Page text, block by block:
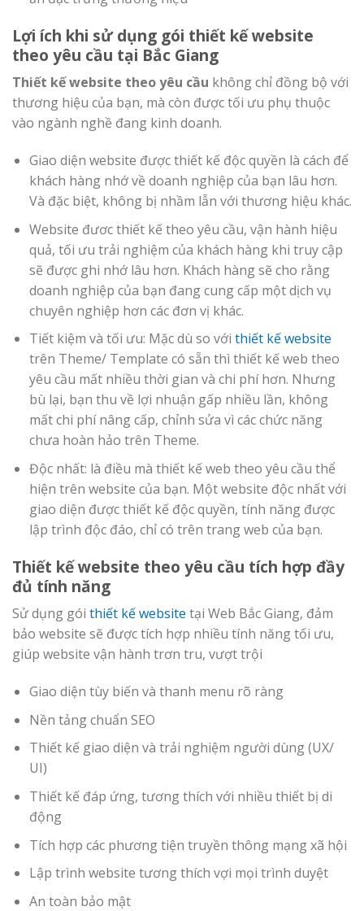
Lợi ích khi sử dụng gói thiết kế website
theo yêu cầu tại Bắc Giang
Thiết kế website theo yêu cầu không chỉ đồng bộ với
thương hiệu của bạn, mà còn được tối ưu phụ thuộc
vào ngành nghề đang kinh doanh.
Giao diện website được thiết kế độc quyền là cách để
khách hàng nhớ về doanh nghiệp của bạn lâu hơn.
Và đặc biệt, không bị nhầm lẫn với thương hiệu khác.
Website đươc thiết kế theo yêu cầu, vận hành hiệu
quả, tối ưu trải nghiệm của khách hàng khi truy cập
sẽ được ghi nhớ lâu hơn. Khách hàng sẽ cho rằng
doanh nghiệp của bạn đang cung cấp một dịch vụ
chuyên nghiệp hơn các đơn vị khác.
Tiết kiệm và tối ưu: Mặc dù so với thiết kế website
trên Theme/ Template có sẵn thì thiết kế web theo
yêu cầu mất nhiều thời gian và chi phí hơn. Nhưng
bù lại, bạn thu về lợi nhuận gấp nhiều lần, không
mất chi phí nâng cấp, chỉnh sửa vì các chức năng
chưa hoàn hảo trên Theme.
Độc nhất: là điều mà thiết kế web theo yêu cầu thể
hiện trên website của bạn. Một website độc nhất với
giao diện được thiết kế độc quyền, tính năng được
lập trình độc đáo, chỉ có trên trang web của bạn.
Thiết kế website theo yêu cầu tích hợp đầy
đủ tính năng
Sử dụng gói thiết kế website tại Web Bắc Giang, đảm
bảo website sẽ được tích hợp nhiều tính năng tối ưu,
giúp website vận hành trơn tru, vượt trội
Giao diện tùy biến và thanh menu rõ ràng
Nền tảng chuẩn SEO
Thiết kế giao diện và trải nghiệm người dùng (UX/
UI)
Thiết kế đáp ứng, tương thích với nhiều thiết bị di
động
Tích hợp các phương tiện truyền thông mạng xã hội
Lập trình website tương thích vợi mọi trình duyệt
An toàn bảo mật